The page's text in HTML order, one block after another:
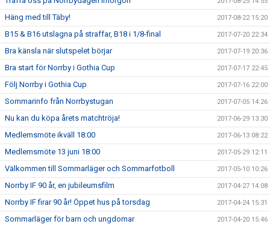
Häng med till Täby! 2017-08-22 15:20
B15 & B16 utslagna på straffar, B18 i 1/8-final 2017-07-20 22:34
Bra känsla när slutspelet börjar 2017-07-19 20:36
Bra start för Norrby i Gothia Cup 2017-07-17 22:45
Följ Norrby i Gothia Cup 2017-07-16 22:00
Sommarinfo från Norrbystugan 2017-07-05 14:26
Nu kan du köpa årets matchtröja! 2017-06-29 13:30
Medlemsmöte ikväll 18:00 2017-06-13 08:22
Medlemsmöte 13 juni 18:00 2017-05-29 12:11
Välkommen till Sommarläger och Sommarfotboll 2017-05-10 10:26
Norrby IF 90 år, en jubileumsfilm 2017-04-27 14:08
Norrby IF firar 90 år! Öppet hus på torsdag 2017-04-24 15:31
Sommarläger för barn och ungdomar 2017-04-20 15:46